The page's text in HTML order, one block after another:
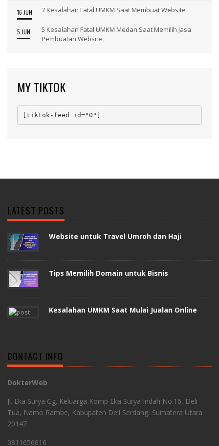
16 JUN 7 Kesalahan Fatal UMKM Saat Membuat Website
5 JUN
5 Kesalahan Fatal UMKM Medan Saat Memilih Jasa
Pembuatan Website
MY TIKTOK
[tiktok-feed id="0"]
LATEST POSTS
Website untuk Travel Umroh dan Haji
Tips Memilih Domain untuk Bisnis
Kesalahan UMKM Saat Mulai Jualan Online
CONTACT INFO
DokterWeb
Jl. Eka Surya Gg. Keluarga Komp Eka Surya Indah No.16, Deli
Tua, Namo Rambe, Kabupaten Deli Serdang, Sumatera Utara
20147
0811656616